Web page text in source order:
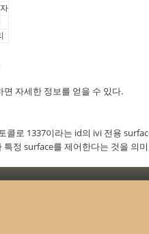
자세한 정보를 얻을 수 있다.
콜로 1337이라는 id의 ivi 전용
정 surface를 제어한다는 것을 의